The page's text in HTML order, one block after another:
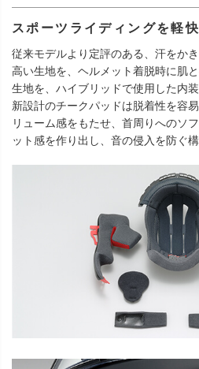
スポーツライディングを軽
従来モデルより定評のある、汗をか
高い生地を、ヘルメット着脱時に肌
生地を、ハイブリッドで使用した内
新設計のチークパッドは脱着性を容
リューム感をもたせ、首周りへのソ
ット感を作り出し、音の侵入を防ぐ構